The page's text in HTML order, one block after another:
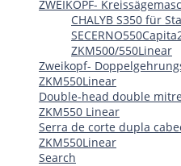
ZWEIKOPF-
CHALYB S350 für
ZKM500/550Linear
Zweikopf-
ZKM550Linear
Double-head double
ZKM550 Linear
Serra de corte dupla
ZKM550Linear
Search